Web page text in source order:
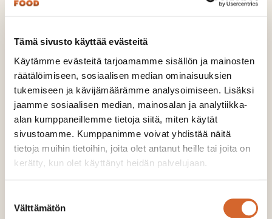
Tämä sivusto käyttää evästeitä
Käytämme evästeitä tarjoamamme sisällön ja mainosten
räätälöimiseen, sosiaalisen median ominaisuuksien
tukemiseen ja kävijämäärämme analysoimiseen. Lisäksi
jaamme sosiaalisen median, mainosalan ja analytiikka-
alan kumppaneillemme tietoja siitä, miten käytät
sivustoamme. Kumppanimme voivat yhdistää näitä
tietoja muihin tietoihin, joita olet antanut heille tai joita on
kerätty, kun olet käyttänyt heidän palvelujaan.
valinta
Välttämätön